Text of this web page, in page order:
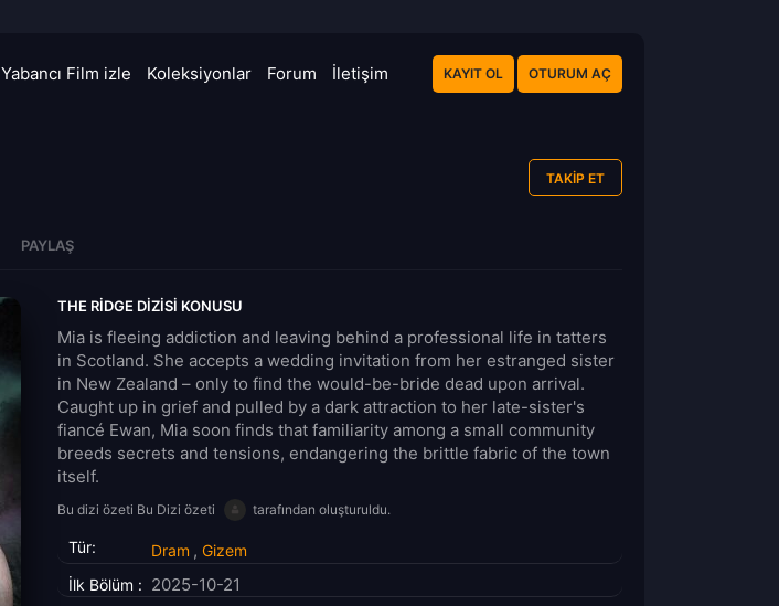
Yabancı Film izle Koleksiyonlar Forum İletişim KAYIT OL OTURUM AÇ
TAKIP ET
PAYLAŞ
THE RIDGE DIZISI KONUSU
Mia is fleeing addiction and leaving behind a professional life in tatters
in Scotland. She accepts a wedding invitation from her estranged sister
in New Zealand – only to find the would-be-bride dead upon arrival.
Caught up in grief and pulled by a dark attraction to her late-sister's
fiancé Ewan, Mia soon finds that familiarity among a small community
breeds secrets and tensions, endangering the brittle fabric of the town
itself.
Bu dizi özeti Bu Dizi özeti tarafından oluşturuldu.
Tür: Dram , Gizem
İlk Bölüm : 2025-10-21